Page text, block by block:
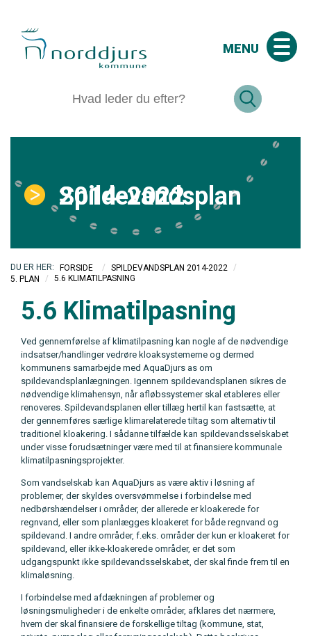
MENU
Spildevandsplan 2014-2022
FORSIDE / SPILDEVANDSPLAN 2014-2022
/
5. PLAN
/ 5.6 KLIMATILPASNING
5.6 Klimatilpasning
Ved gennemførelse af klimatilpasning kan nogle af de nødvendige
indsatser/handlinger vedrøre kloaksystemerne og dermed
kommunens samarbejde med AquaDjurs as om
spildevandsplanlægningen. Igennem spildevandsplanen sikres de
nødvendige klimahensyn, når afløbssystemer skal etableres eller
renoveres. Spildevandsplanen eller tillæg hertil kan fastsætte, at
der gennemføres særlige klimarelaterede tiltag som alternativ til
traditionel kloakering. I sådanne tilfælde kan spildevandsselskabet
under visse forudsætninger være med til at finansiere kommunale
klimatilpasningsprojekter.
Som vandselskab kan AquaDjurs as være aktiv i løsning af
problemer, der skyldes oversvømmelse i forbindelse med
nedbørshændelser i områder, der allerede er kloakerede for
regnvand, eller som planlægges kloakeret for både regnvand og
spildevand. I andre områder, f.eks. områder der kun er kloakeret for
spildevand, eller ikke-kloakerede områder, er det som
udgangspunkt ikke spildevandsselskabet, der skal finde frem til en
klimaløsning.
I forbindelse med afdækningen af problemer og
løsningsmuligheder i de enkelte områder, afklares det nærmere,
hvem der skal finansiere de forskellige tiltag (kommune, stat,